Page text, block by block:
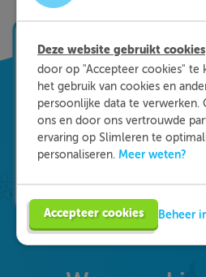
Deze website gebruikt cookies
door op "Accepteer cookies" te
het gebruik van cookies en
persoonlijke data te verwerken.
ons en door ons vertrouwde
ervaring op Slimleren te
personaliseren. Meer weten?
Accepteer cookies Beheer